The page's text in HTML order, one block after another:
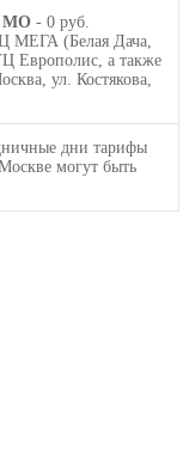
МО - 0 руб.
МЕГА (Белая Дача,
Европолис, а также
ул. Костякова,
дни тарифы
могут быть